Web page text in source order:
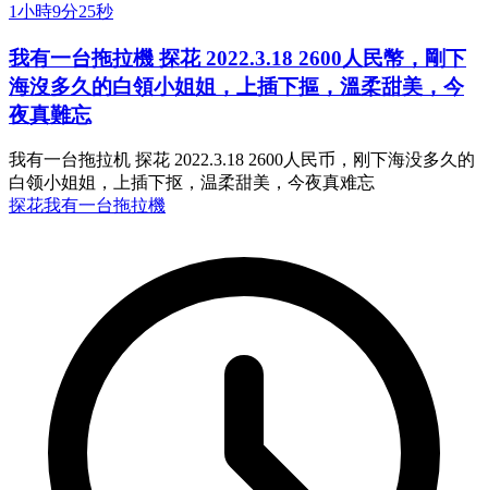
1小時9分25秒
我有一台拖拉機 探花 2022.3.18 2600人民幣，剛下
海沒多久的白領小姐姐，上插下摳，溫柔甜美，今
夜真難忘
我有一台拖拉机 探花 2022.3.18 2600人民币，刚下海没多久的
白领小姐姐，上插下抠，温柔甜美，今夜真难忘
探花我有一台拖拉機